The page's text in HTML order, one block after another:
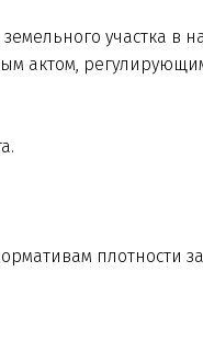
участка в
актом,
плотности